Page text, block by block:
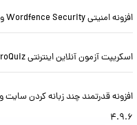
افزونه امنیتی Wordfence Security وردپرس نسخه 8.1.4
اسکریپت آزمون آنلاین اینترنتی ProQuiz نسخه 2.0.2
4.9.6